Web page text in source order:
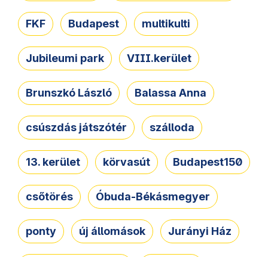
FKF Budapest multikulti
Jubileumi park VIII.kerület
Brunszkó László Balassa Anna
csúszdás játszótér szálloda
13. kerület körvasút Budapest150
csőtörés Óbuda-Békásmegyer
ponty új állomások Jurányi Ház